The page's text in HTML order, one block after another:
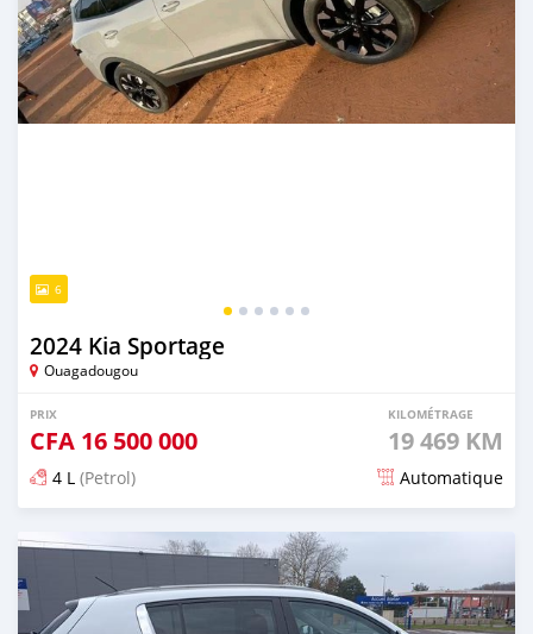
6
2024 Kia Sportage
Ouagadougou
PRIX
CFA 16 500 000
KILOMÉTRAGE
19 469 KM
4 L (Petrol) Automatique
Publié il y a 2 mois